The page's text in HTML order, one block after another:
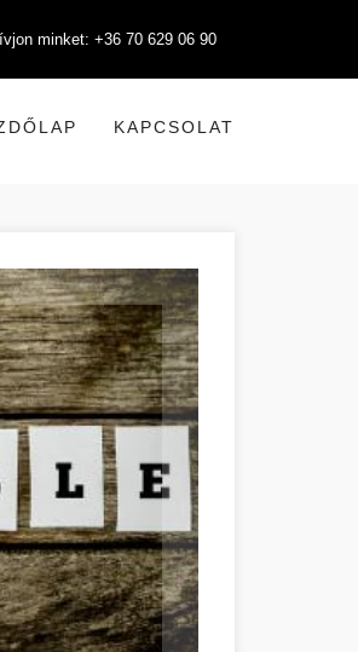
minket: +36 70 629 06 90
KAPCSOLAT